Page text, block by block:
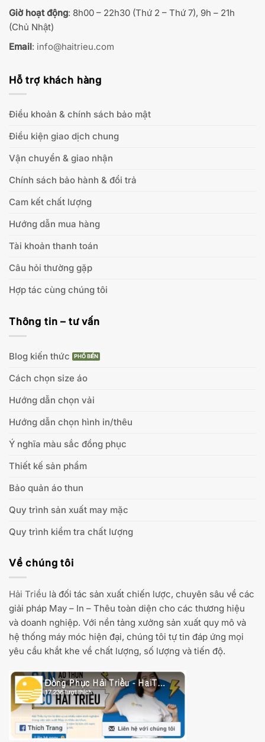
Giờ hoạt động: 8h00 – 22h30 (Thứ 2 – Thứ 7), 9h – 21h
(Chủ Nhật)
Email: info@haitrieu.com
Hỗ trợ khách hàng
Điều khoản & chính sách bảo mật
Điều kiện giao dịch chung
Vận chuyển & giao nhận
Chính sách bảo hành & đổi trả
Cam kết chất lượng
Hướng dẫn mua hàng
Tài khoản thanh toán
Câu hỏi thường gặp
Hợp tác cùng chúng tôi
Thông tin – tư vấn
Blog kiến thức
Cách chọn size áo
Hướng dẫn chọn vải
Hướng dẫn chọn hình in/thêu
Ý nghĩa màu sắc đồng phục
Thiết kế sản phẩm
Bảo quản áo thun
Quy trình sản xuất may mặc
Quy trình kiểm tra chất lượng
Về chúng tôi
Hải Triều là đối tác sản xuất chiến lược, chuyên sâu về các
giải pháp May – In – Thêu toàn diện cho các thương hiệu
và doanh nghiệp. Với nền tảng xưởng sản xuất quy mô và
hệ thống máy móc hiện đại, chúng tôi tự tin đáp ứng mọi
yêu cầu khắt khe về chất lượng, số lượng và tiến độ.